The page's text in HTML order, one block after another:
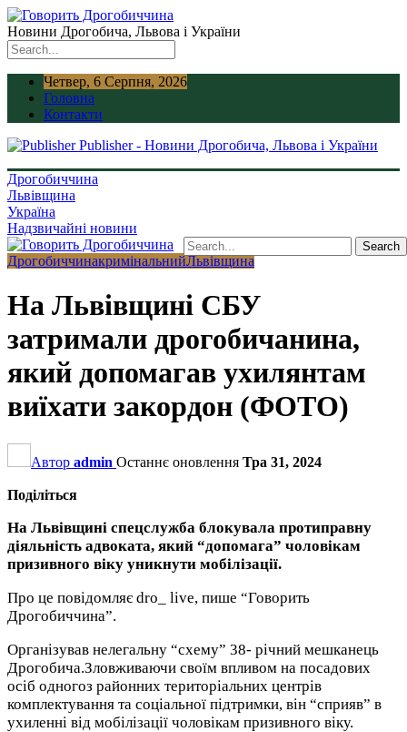
Новини Дрогобича, Львова і України
Четвер, 6 Серпня, 2026
Головна
Контакти
Publisher - Новини Дрогобича, Львова і України
Дрогобиччина
Львівщина
Україна
Надзвичайні новини
ДрогобиччинакримінальнийЛьвівщина
На Львівщині СБУ
затримали дрогобичанина,
який допомагав ухилянтам
виїхати закордон (ФОТО)
Автор admin Останнє оновлення Тра 31, 2024
Поділіться
На Львівщині спецслужба блокувала протиправну
діяльність адвоката, який “допомага” чоловікам
призивного віку уникнути мобілізації.
Про це повідомляє dro_ live, пише “Говорить
Дрогобиччина”.
Організував нелегальну “схему” 38- річний мешканець
Дрогобича.Зловживаючи своїм впливом на посадових
осіб одногоз районних територіальних центрів
комплектування та соціальної підтримки, він “сприяв” в
ухиленні від мобілізації чоловікам призивного віку.